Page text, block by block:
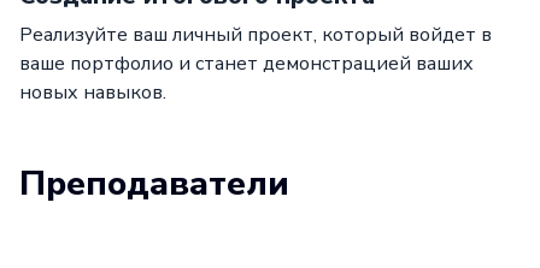
Реализуйте ваш личный проект, который войдет в
ваше портфолио и станет демонстрацией ваших
новых навыков.
Преподаватели